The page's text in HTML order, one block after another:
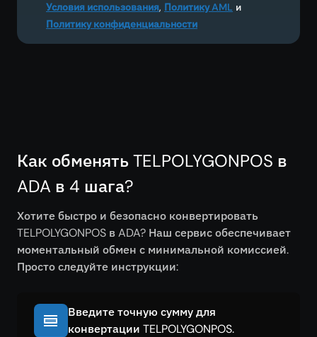
Условия использования, Политику AML и
Политику конфиденциальности
Как обменять TELPOLYGONPOS в
ADA в 4 шага?
Хотите быстро и безопасно конвертировать
TELPOLYGONPOS в ADA? Наш сервис обеспечивает
моментальный обмен с минимальной комиссией.
Просто следуйте инструкции:
Введите точную сумму для
конвертации TELPOLYGONPOS.